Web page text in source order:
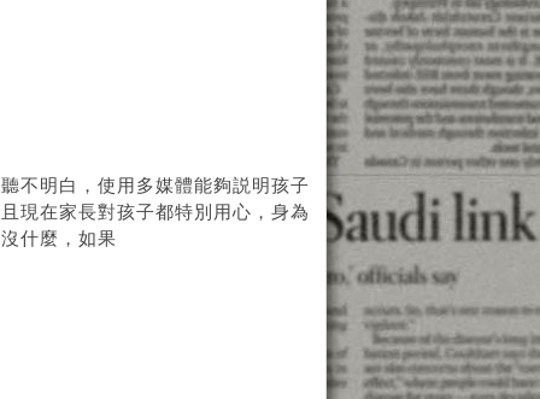
不明白，使用多媒體能夠説明孩子
現在家長對孩子都特別用心，身為
什麼，如果